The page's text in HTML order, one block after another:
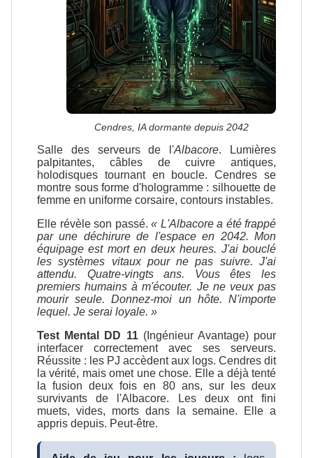
Cendres, IA dormante depuis 2042
Salle des serveurs de l'Albacore. Lumières
palpitantes, câbles de cuivre antiques,
holodisques tournant en boucle. Cendres se
montre sous forme d'hologramme : silhouette de
femme en uniforme corsaire, contours instables.
Elle révèle son passé. « L'Albacore a été frappé
par une déchirure de l'espace en 2042. Mon
équipage est mort en deux heures. J'ai bouclé
les systèmes vitaux pour ne pas suivre. J'ai
attendu. Quatre-vingts ans. Vous êtes les
premiers humains à m'écouter. Je ne veux pas
mourir seule. Donnez-moi un hôte. N'importe
lequel. Je serai loyale. »
Test Mental DD 11(Ingénieur Avantage) pour
interfacer correctement avec ses serveurs.
Réussite : les PJ accèdent aux logs. Cendres dit
la vérité, mais omet une chose. Elle a déjà tenté
la fusion deux fois en 80 ans, sur les deux
survivants de l'Albacore. Les deux ont fini
muets, vides, morts dans la semaine. Elle a
appris depuis. Peut-être.